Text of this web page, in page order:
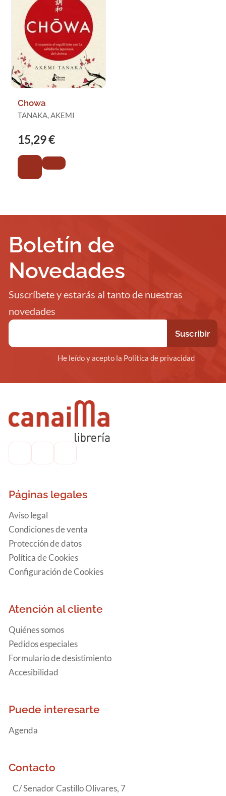
Chowa
TANAKA, AKEMI
15,29 €
Boletín de
Novedades
Suscríbete y estarás al tanto de nuestras
novedades
He leído y acepto la Política de privacidad
Páginas legales
Aviso legal
Condiciones de venta
Protección de datos
Política de Cookies
Configuración de Cookies
Atención al cliente
Quiénes somos
Pedidos especiales
Formulario de desistimiento
Accesibilidad
Puede interesarte
Agenda
Contacto
C/ Senador Castillo Olivares, 7